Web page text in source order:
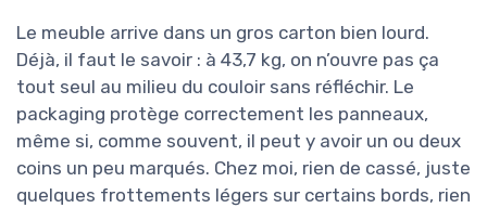
Le meuble arrive dans un gros carton bien lourd.
Déjà, il faut le savoir : à 43,7 kg, on n’ouvre pas ça
tout seul au milieu du couloir sans réfléchir. Le
packaging protège correctement les panneaux,
même si, comme souvent, il peut y avoir un ou deux
coins un peu marqués. Chez moi, rien de cassé, juste
quelques frottements légers sur certains bords, rien